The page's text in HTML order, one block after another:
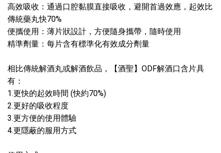
高效吸收：通過口腔黏膜直接吸收，避開首過效應，起效比
傳統藥丸快70%
便攜使用：薄片狀設計，方便隨身攜帶，隨時使用
精準劑量：每片含有標準化有效成分劑量
相比傳統解酒丸或解酒飲品，【酒聖】ODF解酒口含片具
有：
1.更快的起效時間 (快約70%)
2.更好的吸收程度
3.更方便的使用體驗
4.更隱蔽的服用方式